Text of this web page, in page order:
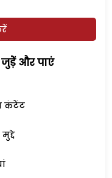
जुड़ेें और पाएं
कंटेंट